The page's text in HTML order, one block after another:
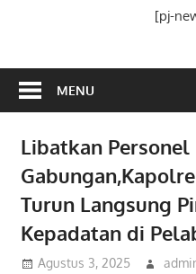
[pj-
MENU
Libatkan Personel
Turun Langsung
Kepadatan di
Agustus 3, 2025